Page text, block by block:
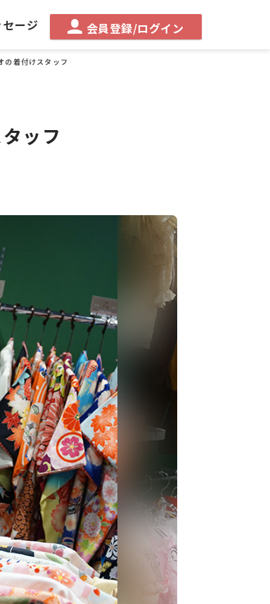
ージ 会員登録/ログイン
の着付けスタッフ
ッフ